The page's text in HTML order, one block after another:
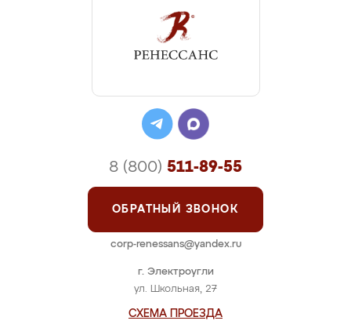
г. Электроугли
ул. Школьная, 27
СХЕМА ПРОЕЗДА
8 (800) 511-89-55
ОБРАТНЫЙ ЗВОНОК
corp-renessans@yandex.ru